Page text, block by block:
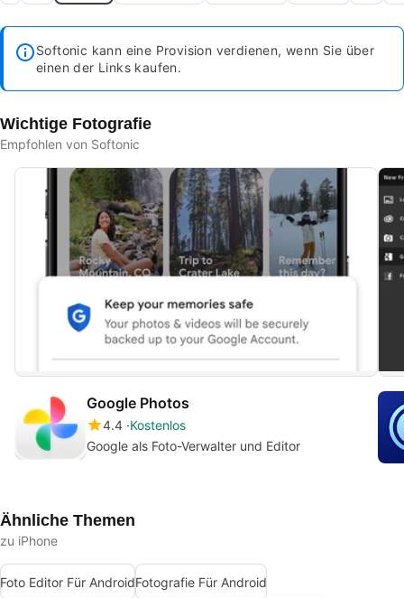
Softonic kann eine Provision verdienen, wenn Sie über
einen der Links kaufen.
Wichtige Fotografie
Empfohlen von Softonic
Google Photos
4.4 Kostenlos
Google als Foto-Verwalter und Editor
Ähnliche Themen
zu iPhone
Foto Editor Für AndroidFotografie Für Android